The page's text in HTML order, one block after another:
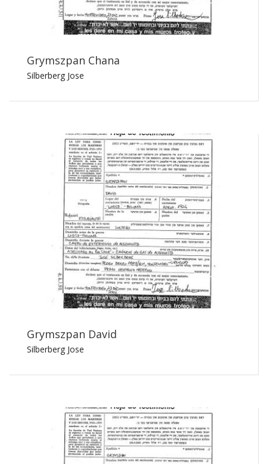
Grymszpan Chana
Silberberg Jose
Grymszpan David
Silberberg Jose